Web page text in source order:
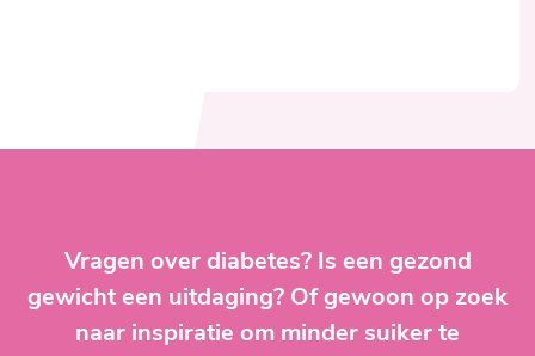
Vragen over diabetes? Is een gezond
gewicht een uitdaging? Of gewoon op zoek
naar inspiratie om minder suiker te